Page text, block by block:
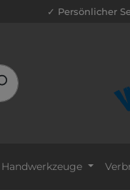
✓ Persönlicher
Handwerkzeuge